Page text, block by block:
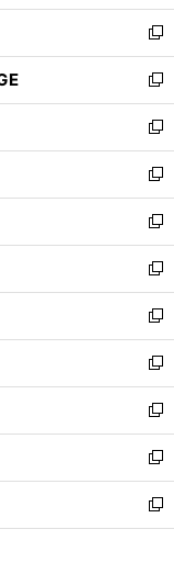
ウ
で
開
く
ン
ド
ウ
で
開
く
新
し
い
ウ
ィ
ン
ド
ウ
で
開
く
新
し
い
ウ
ィ
ン
ド
ウ
で
開
く
新
し
い
ウ
ィ
ン
ド
ウ
で
開
く
新
し
い
ウ
ィ
ン
ド
ウ
で
開
く
新
し
い
ウ
ィ
ン
ド
ウ
で
開
く
新
し
い
ウ
ィ
ン
ド
ウ
で
開
く
新
し
い
ウ
ィ
ン
ド
ウ
で
開
新
し
い
ウ
ィ
ン
ド
ウ
新
し
い
ウ
ィ
ン
新
し
い
ウ
新
し